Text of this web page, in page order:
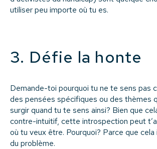
utiliser peu importe où tu es.
3. Défie la honte
Demande-toi pourquoi tu ne te sens pas
des pensées spécifiques ou des thèmes
surgir quand tu te sens ainsi? Bien que
contre-intuitif, cette introspection peut
où tu veux être. Pourquoi? Parce que
du problème.